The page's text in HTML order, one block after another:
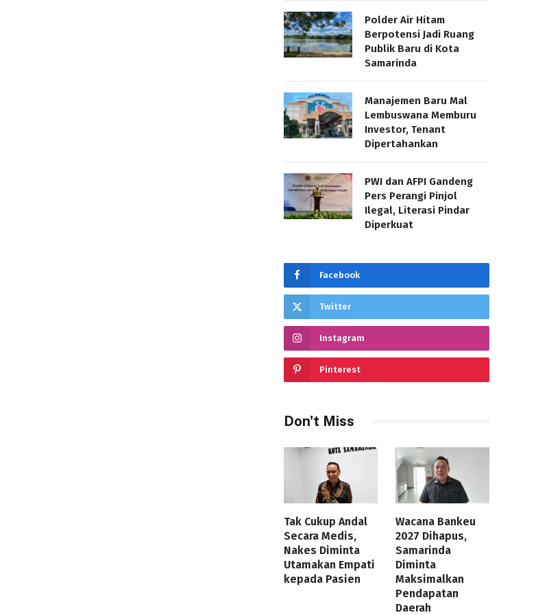
Polder Air Hitam
Berpotensi Jadi Ruang
Publik Baru di Kota
Samarinda
Manajemen Baru Mal
Lembuswana Memburu
Investor, Tenant
Dipertahankan
PWI dan AFPI Gandeng
Pers Perangi Pinjol
Ilegal, Literasi Pindar
Diperkuat
Facebook
Twitter
Instagram
Pinterest
Don't Miss
Tak Cukup Andal
Secara Medis,
Nakes Diminta
Utamakan Empati
kepada Pasien
Wacana Bankeu
2027 Dihapus,
Samarinda
Diminta
Maksimalkan
Pendapatan
Daerah